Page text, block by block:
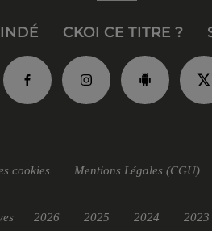
CKOI CE TITRE ?
cookies Mentions Légales (CGU)
2026 2025 2024 2023